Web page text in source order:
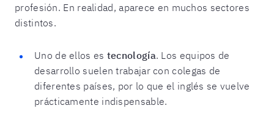
profesión. En realidad, aparece en muchos sectores
distintos.
Uno de ellos es tecnología. Los equipos de
desarrollo suelen trabajar con colegas de
diferentes países, por lo que el inglés se vuelve
prácticamente indispensable.